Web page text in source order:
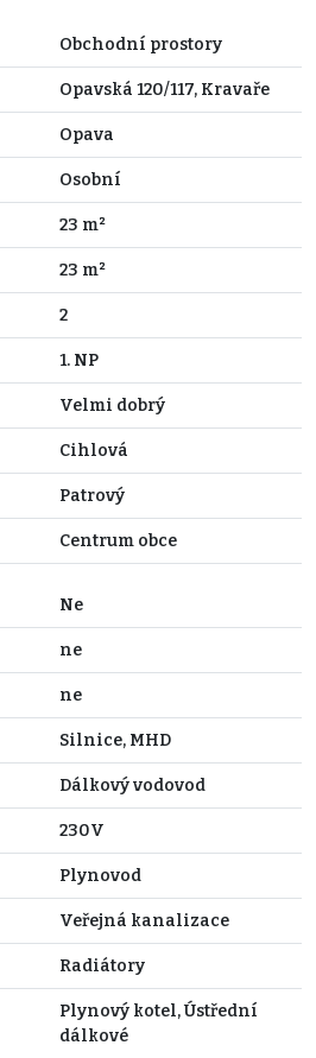
Obchodní prostory
Opavská 120/117, Kravaře
Opava
Osobní
23 m²
23 m²
2
1. NP
Velmi dobrý
Cihlová
Patrový
Centrum obce
Ne
ne
ne
Silnice, MHD
Dálkový vodovod
230V
Plynovod
Veřejná kanalizace
Radiátory
Plynový kotel, Ústřední
dálkové